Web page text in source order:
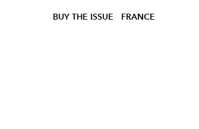
BUY THE ISSUE FRANCE